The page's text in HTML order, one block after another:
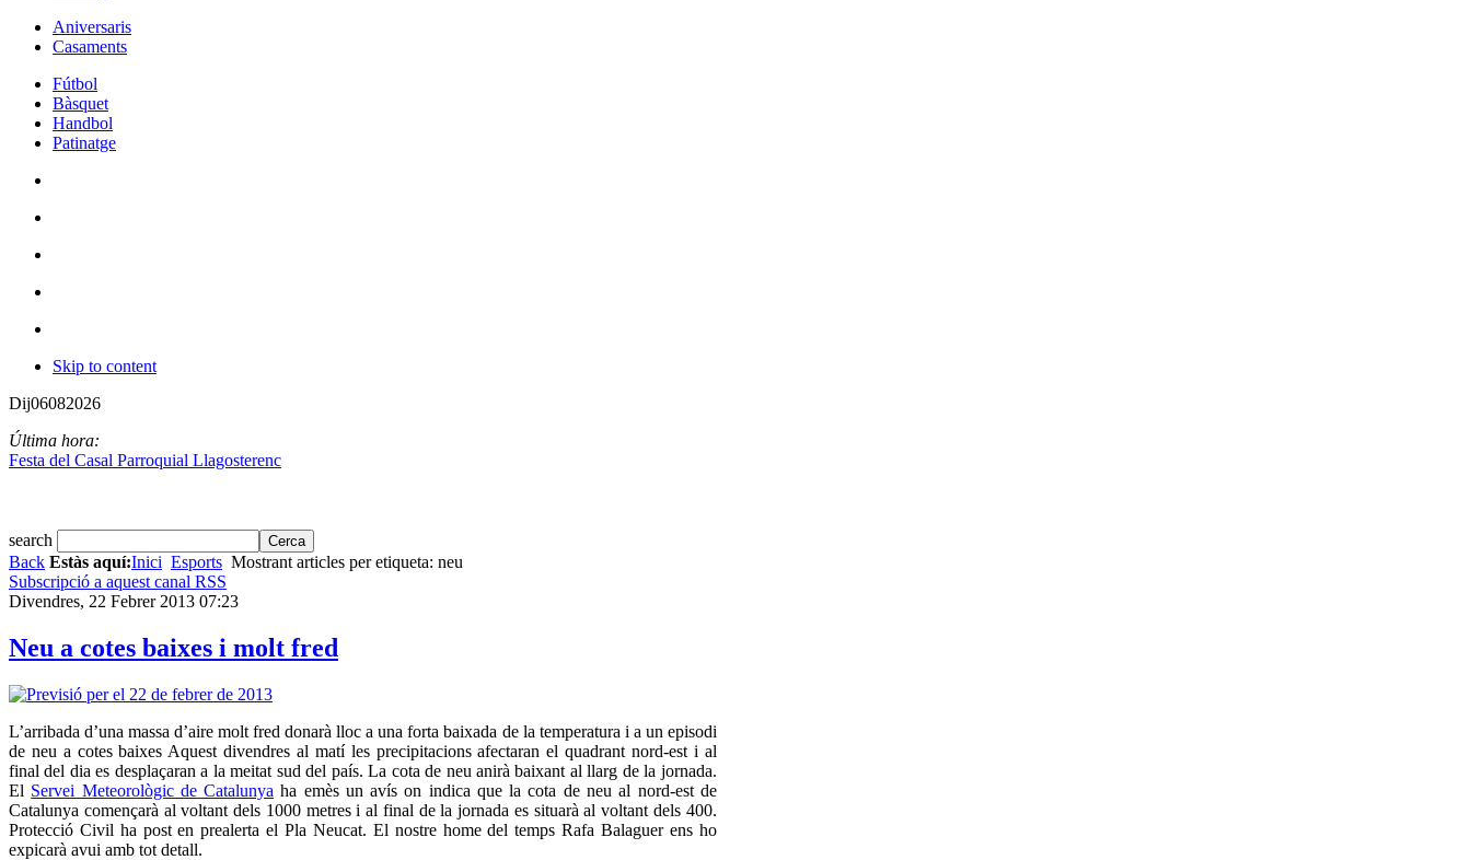
Aniversaris
Casaments
Fútbol
Bàsquet
Handbol
Patinatge
Skip to content
Dij06082026
Última hora:
Festa del Casal Parroquial Llagosterenc
search
Back Estàs aquí:Inici Esports Mostrant articles per etiqueta: neu
Subscripció a aquest canal RSS
Divendres, 22 Febrer 2013 07:23
Neu a cotes baixes i molt fred
L’arribada d’una massa d’aire molt fred donarà lloc a una forta baixada de la temperatura i a un episodi
de neu a cotes baixes Aquest divendres al matí les precipitacions afectaran el quadrant nord-est i al
final del dia es desplaçaran a la meitat sud del país. La cota de neu anirà baixant al llarg de la jornada.
El Servei Meteorològic de Catalunya ha emès un avís on indica que la cota de neu al nord-est de
Catalunya començarà al voltant dels 1000 metres i al final de la jornada es situarà al voltant dels 400.
Protecció Civil ha post en prealerta el Pla Neucat. El nostre home del temps Rafa Balaguer ens ho
expicarà avui amb tot detall.